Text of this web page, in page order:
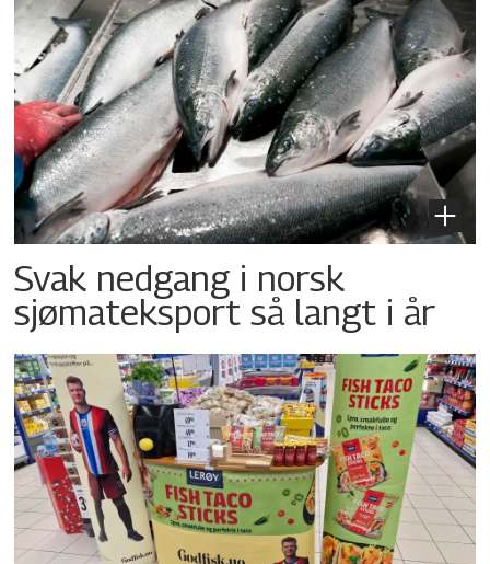
Svak nedgang i norsk
sjømateksport så langt i år